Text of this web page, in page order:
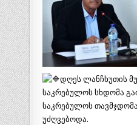
დღეს ლანჩხუთის
საკრებულოს სხდომა
საკრებულოს
უძღვებოდა.